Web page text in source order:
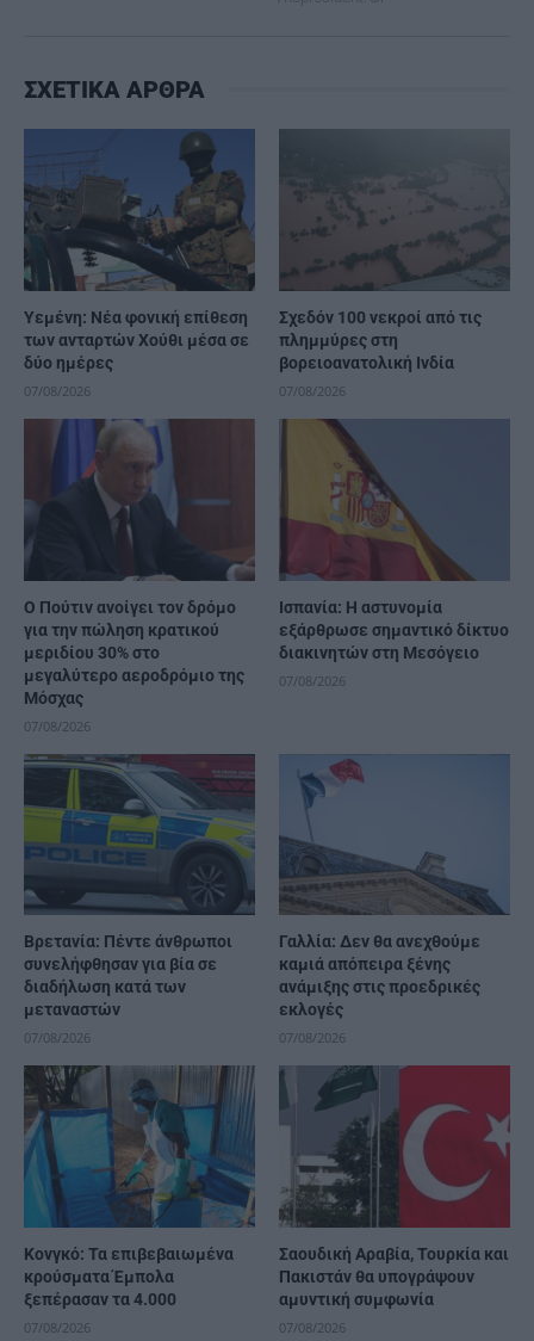
ΣΧΕΤΙΚΑ ΑΡΘΡΑ
Υεμένη: Νέα φονική επίθεση
των ανταρτών Χούθι μέσα σε
δύο ημέρες
07/08/2026
Σχεδόν 100 νεκροί από τις
πλημμύρες στη
βορειοανατολική Ινδία
07/08/2026
Ο Πούτιν ανοίγει τον δρόμο
για την πώληση κρατικού
μεριδίου 30% στο
μεγαλύτερο αεροδρόμιο της
Μόσχας
07/08/2026
Ισπανία: Η αστυνομία
εξάρθρωσε σημαντικό δίκτυο
διακινητών στη Μεσόγειο
07/08/2026
Βρετανία: Πέντε άνθρωποι
συνελήφθησαν για βία σε
διαδήλωση κατά των
μεταναστών
07/08/2026
Γαλλία: Δεν θα ανεχθούμε
καμιά απόπειρα ξένης
ανάμιξης στις προεδρικές
εκλογές
07/08/2026
Κονγκό: Τα επιβεβαιωμένα
κρούσματα Έμπολα
ξεπέρασαν τα 4.000
07/08/2026
Σαουδική Αραβία, Τουρκία και
Πακιστάν θα υπογράψουν
αμυντική συμφωνία
07/08/2026